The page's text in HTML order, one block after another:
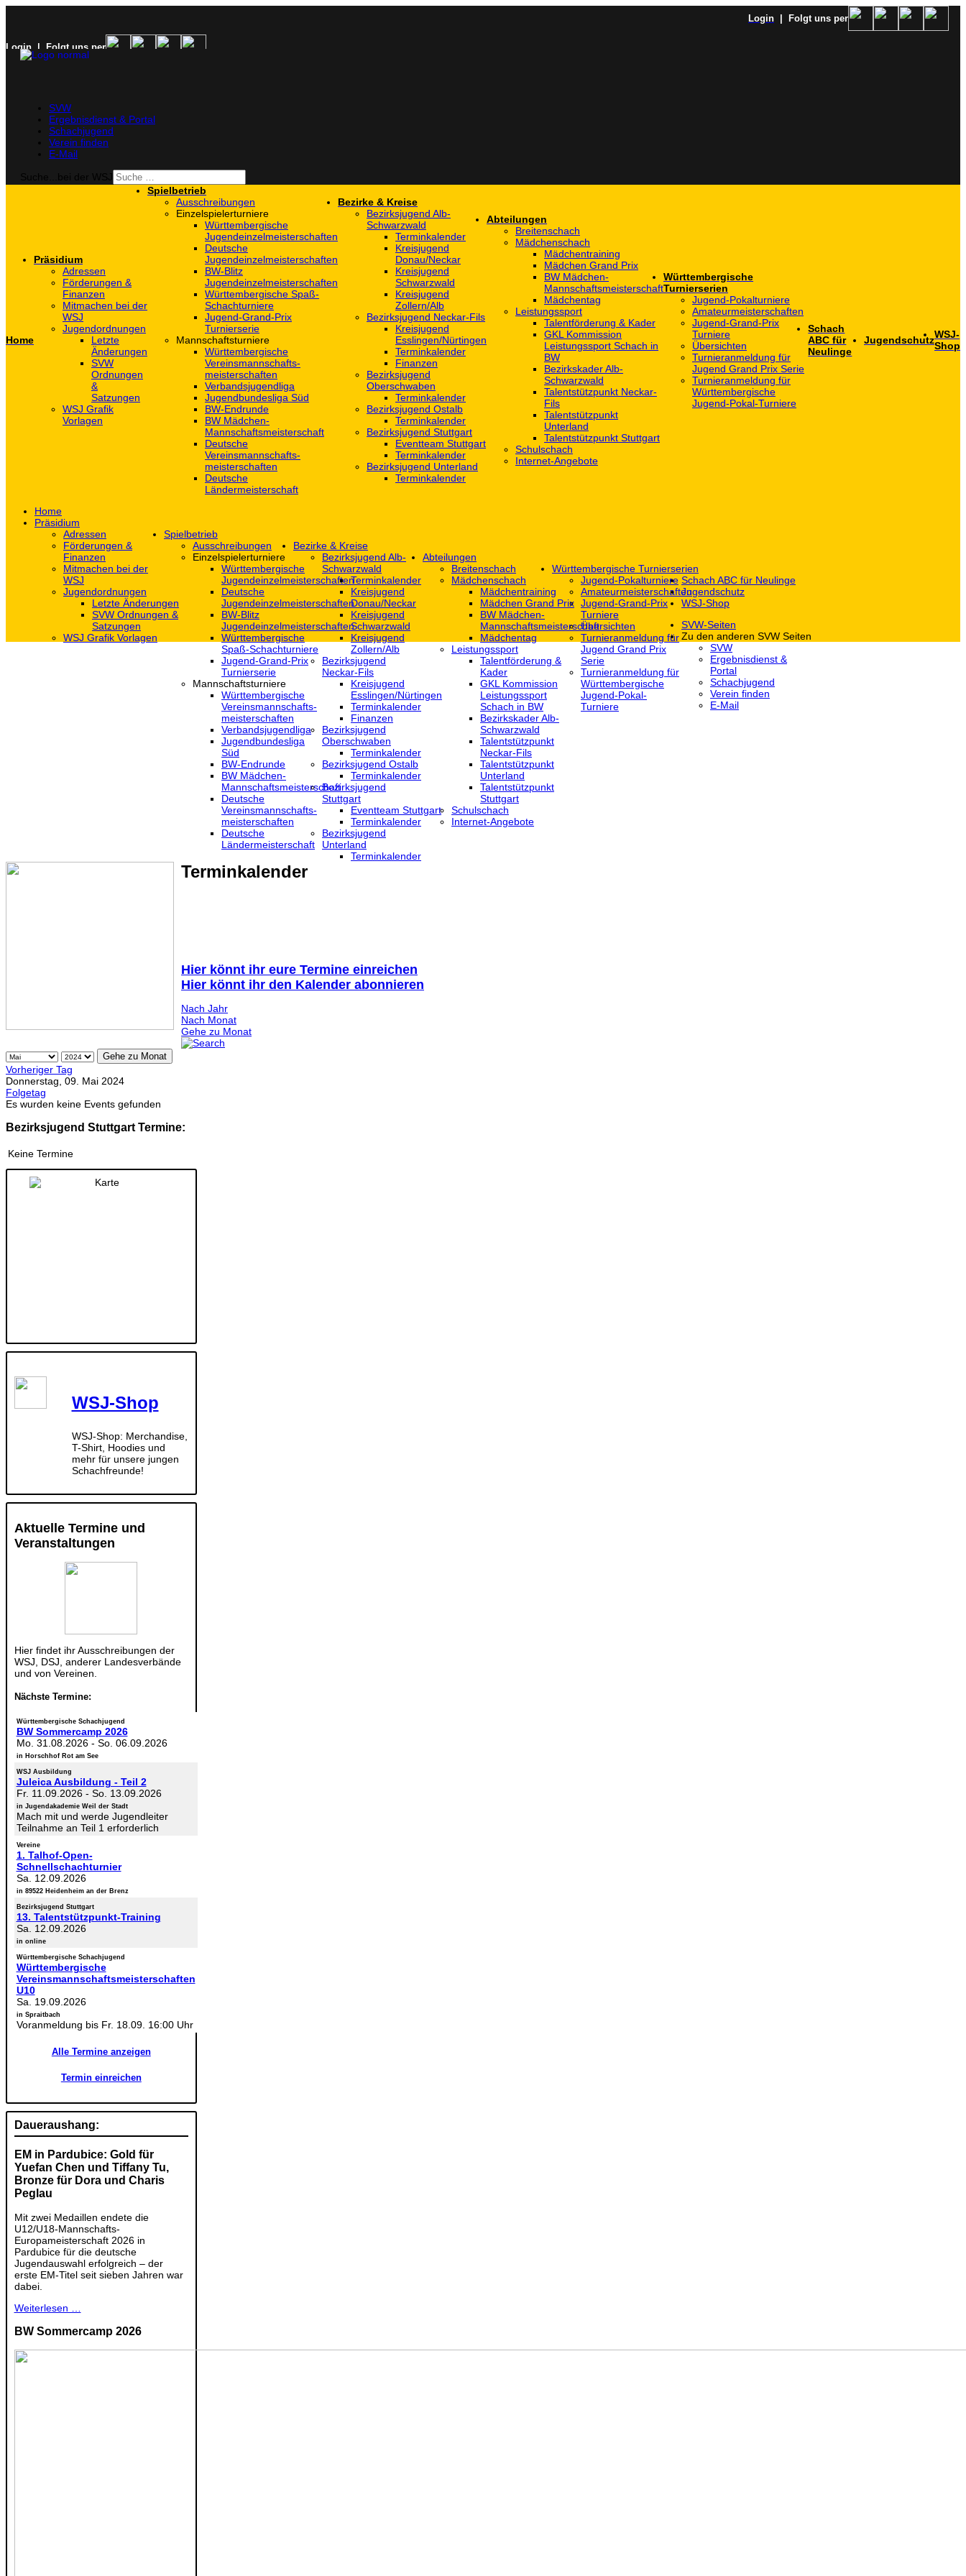
Login | Folgt uns per
Login | Folgt uns per
SVW
Ergebnisdienst & Portal
Schachjugend
Verein finden
E-Mail
Home
Präsidium
Adressen
Förderungen &
Finanzen
Mitmachen bei der
WSJ
Jugendordnungen
Letzte
Änderungen
SVW
Ordnungen
&
Satzungen
WSJ Grafik
Vorlagen
Spielbetrieb
Ausschreibungen
Einzelspielerturniere
Württembergische
Jugendeinzelmeisterschaften
Deutsche
Jugendeinzelmeisterschaften
BW-Blitz
Jugendeinzelmeisterschaften
Württembergische Spaß-
Schachturniere
Jugend-Grand-Prix
Turnierserie
Mannschaftsturniere
Württembergische
Vereinsmannschafts-
meisterschaften
Verbandsjugendliga
Jugendbundesliga Süd
BW-Endrunde
BW Mädchen-
Mannschaftsmeisterschaft
Deutsche
Vereinsmannschafts-
meisterschaften
Deutsche
Ländermeisterschaft
Bezirke & Kreise
Bezirksjugend Alb-
Schwarzwald
Terminkalender
Kreisjugend
Donau/Neckar
Kreisjugend
Schwarzwald
Kreisjugend
Zollern/Alb
Bezirksjugend Neckar-Fils
Kreisjugend
‎Esslingen/Nürtingen
Terminkalender
Finanzen
Bezirksjugend
Oberschwaben
Terminkalender
Bezirksjugend Ostalb
Terminkalender
Bezirksjugend Stuttgart
‎Eventteam Stuttgart
Terminkalender
Bezirksjugend Unterland
Terminkalender
Abteilungen
Breitenschach
Mädchenschach
Mädchentraining
Mädchen Grand Prix
BW Mädchen-
Mannschaftsmeisterschaft
Mädchentag
Leistungssport
Talentförderung & Kader
GKL Kommission
Leistungssport Schach in
BW
Bezirkskader Alb-
Schwarzwald
Talentstützpunkt Neckar-
Fils
Talentstützpunkt
Unterland
Talentstützpunkt Stuttgart
Schulschach
Internet-Angebote
Württembergische
Turnierserien
Jugend-Pokalturniere
Amateurmeisterschaften
Jugend-Grand-Prix
Turniere
Übersichten
Turnieranmeldung für
Jugend Grand Prix Serie
Turnieranmeldung für
Württembergische
Jugend-Pokal-Turniere
Schach
ABC für
Neulinge
JugendschutzWSJ-
Shop
Home
Präsidium
Adressen
Förderungen &
Finanzen
Mitmachen bei der
WSJ
Jugendordnungen
Letzte Änderungen
SVW Ordnungen &
Satzungen
WSJ Grafik Vorlagen
Spielbetrieb
Ausschreibungen
Einzelspielerturniere
Württembergische
Jugendeinzelmeisterschaften
Deutsche
Jugendeinzelmeisterschaften
BW-Blitz
Jugendeinzelmeisterschaften
Württembergische
Spaß-Schachturniere
Jugend-Grand-Prix
Turnierserie
Mannschaftsturniere
Württembergische
Vereinsmannschafts-
meisterschaften
Verbandsjugendliga
Jugendbundesliga
Süd
BW-Endrunde
BW Mädchen-
Mannschaftsmeisterschaft
Deutsche
Vereinsmannschafts-
meisterschaften
Deutsche
Ländermeisterschaft
Bezirke & Kreise
Bezirksjugend Alb-
Schwarzwald
Terminkalender
Kreisjugend
Donau/Neckar
Kreisjugend
Schwarzwald
Kreisjugend
Zollern/Alb
Bezirksjugend
Neckar-Fils
Kreisjugend
‎Esslingen/Nürtingen
Terminkalender
Finanzen
Bezirksjugend
Oberschwaben
Terminkalender
Bezirksjugend Ostalb
Terminkalender
Bezirksjugend
Stuttgart
‎Eventteam Stuttgart
Terminkalender
Bezirksjugend
Unterland
Terminkalender
Abteilungen
Breitenschach
Mädchenschach
Mädchentraining
Mädchen Grand Prix
BW Mädchen-
Mannschaftsmeisterschaft
Mädchentag
Leistungssport
Talentförderung &
Kader
GKL Kommission
Leistungssport
Schach in BW
Bezirkskader Alb-
Schwarzwald
Talentstützpunkt
Neckar-Fils
Talentstützpunkt
Unterland
Talentstützpunkt
Stuttgart
Schulschach
Internet-Angebote
Württembergische Turnierserien
Jugend-Pokalturniere
Amateurmeisterschaften
Jugend-Grand-Prix
Turniere
Übersichten
Turnieranmeldung für
Jugend Grand Prix
Serie
Turnieranmeldung für
Württembergische
Jugend-Pokal-
Turniere
Schach ABC für Neulinge
Jugendschutz
WSJ-Shop
SVW-Seiten
Zu den anderen SVW Seiten
SVW
Ergebnisdienst &
Portal
Schachjugend
Verein finden
E-Mail
Terminkalender
Hier könnt ihr eure Termine einreichen
Hier könnt ihr den Kalender abonnieren
Nach Jahr
Nach Monat
Gehe zu Monat
Gehe zu Monat
Vorheriger Tag
Donnerstag, 09. Mai 2024
Folgetag
Es wurden keine Events gefunden
Bezirksjugend Stuttgart Termine:
Keine Termine
WSJ-Shop
WSJ-Shop: Merchandise,
T-Shirt, Hoodies und
mehr für unsere jungen
Schachfreunde!
Aktuelle Termine und
Veranstaltungen
Hier findet ihr Ausschreibungen der
WSJ, DSJ, anderer Landesverbände
und von Vereinen.
Nächste Termine:
Württembergische Schachjugend
BW Sommercamp 2026
Mo. 31.08.2026- So. 06.09.2026
in Horschhof Rot am See
WSJ Ausbildung
Juleica Ausbildung - Teil 2
Fr. 11.09.2026- So. 13.09.2026
in Jugendakademie Weil der Stadt
Mach mit und werde Jugendleiter
Teilnahme an Teil 1 erforderlich
Vereine
1. Talhof-Open-
Schnellschachturnier
Sa. 12.09.2026
in 89522 Heidenheim an der Brenz
Bezirksjugend Stuttgart
13. Talentstützpunkt-Training
Sa. 12.09.2026
in online
Württembergische Schachjugend
Württembergische
Vereinsmannschaftsmeisterschaften
U10
Sa. 19.09.2026
in Spraitbach
Voranmeldung bis Fr. 18.09. 16:00 Uhr
Alle Termine anzeigen
Termin einreichen
Daueraushang:
EM in Pardubice: Gold für
Yuefan Chen und Tiffany Tu,
Bronze für Dora und Charis
Peglau
Mit zwei Medaillen endete die
U12/U18-Mannschafts-
Europameisterschaft 2026 in
Pardubice für die deutsche
Jugendauswahl erfolgreich – der
erste EM-Titel seit sieben Jahren war
dabei.
Weiterlesen …
BW Sommercamp 2026